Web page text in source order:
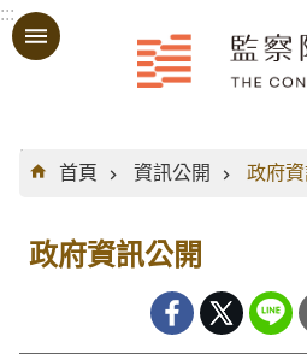
跳到主要內容區塊
:::
:::
首頁
資訊公開 政府
政府資訊公開